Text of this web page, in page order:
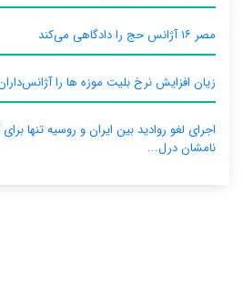
مصر ۱۶ آژانس حج را دادگاهی می‌کند
زیان افزایش نرخ بلیت موزه ها را
اجرای لغو روادید بین ایران و روسیه تنها
نامشان درل...